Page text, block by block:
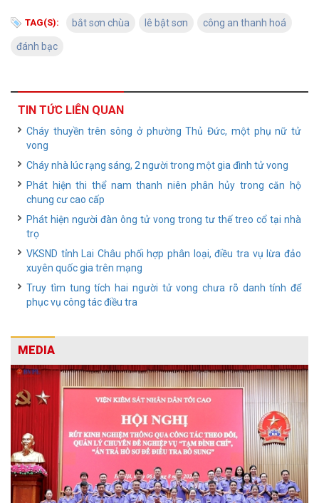
TAG(S): bắt sơn chùa lê bật sơn công an thanh hoá
đánh bạc
TIN TỨC LIÊN QUAN
Cháy thuyền trên sông ở phường Thủ Đức, một phụ nữ tử
vong
Cháy nhà lúc rạng sáng, 2 người trong một gia đình tử vong
Phát hiện thi thể nam thanh niên phân hủy trong căn hộ
chung cư cao cấp
Phát hiện người đàn ông tử vong trong tư thế treo cổ tại nhà
trọ
VKSND tỉnh Lai Châu phối hợp phân loại, điều tra vụ lừa đảo
xuyên quốc gia trên mạng
Truy tìm tung tích hai người tử vong chưa rõ danh tính để
phục vụ công tác điều tra
MEDIA